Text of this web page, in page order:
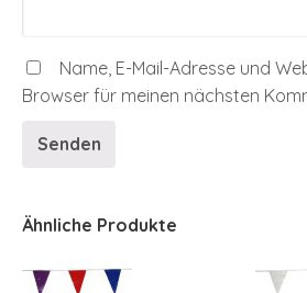
Name, E-Mail-Adresse und
Browser für meinen nächsten
Ähnliche Produkte